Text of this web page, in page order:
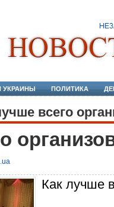
УКРАИНЫ ПОЛИТИКА
всего
Как лучше